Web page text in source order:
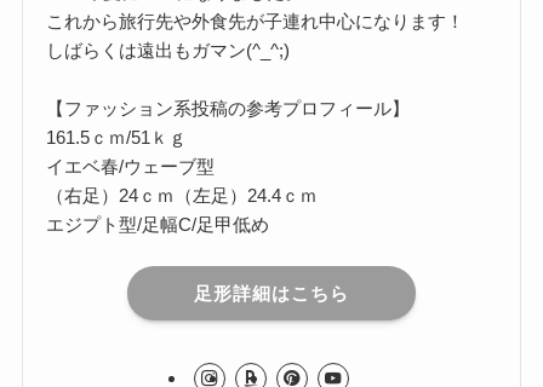
これから旅行先や外食先が子連れ中心になります！
しばらくは遠出もガマン(^_^;)
【ファッション系投稿の参考プロフィール】
161.5ｃｍ/51ｋｇ
イエベ春/ウェーブ型
（右足）24ｃｍ（左足）24.4ｃｍ
エジプト型/足幅C/足甲低め
足形詳細はこちら